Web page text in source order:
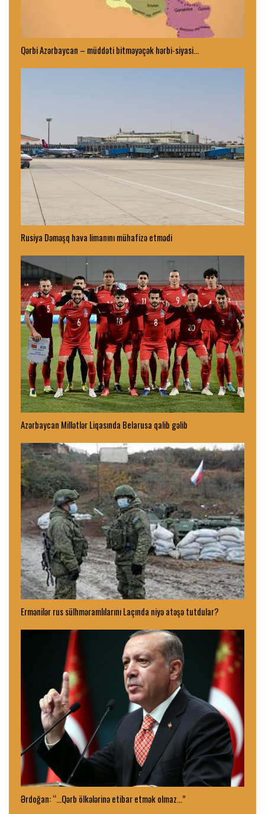
Qərbi Azərbaycan – müddəti bitməyəçək hərbi-siyasi…
Rusiya Dəməşq hava limanını mühafizə etmədi
Azərbaycan Millətlər Liqasında Belarusa qalib gəlib
Ermənilər rus sülhməramlılarını Laçında niyə atəşə tutdular?
Ərdoğan: “…Qərb ölkələrinə etibar etmək olmaz…”